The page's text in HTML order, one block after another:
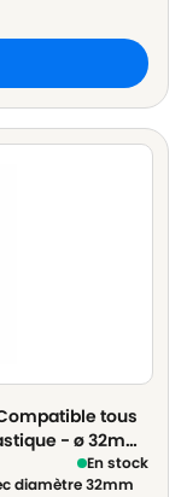
tous
- ø 32mm
En stock
diamètre 32mm